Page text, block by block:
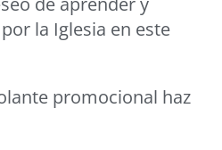
la Iglesia en este
promocional haz